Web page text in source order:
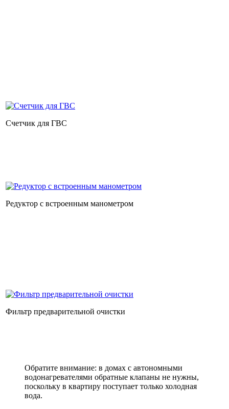
Счетчик для ГВС
Редуктор с встроенным манометром
Фильтр предварительной очистки
Обратите внимание: в домах с автономными
водонагревателями обратные клапаны не нужны,
поскольку в квартиру поступает только холодная
вода.